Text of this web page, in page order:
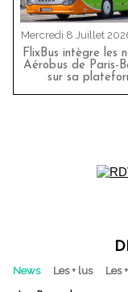
Mercredi 8 Juillet
FlixBus intègre les
Aérobus de Paris-
sur sa
News Les + lus Les